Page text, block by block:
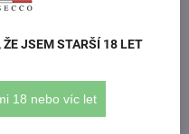
JSEM STARŠÍ 18 LET
18 nebo víc let